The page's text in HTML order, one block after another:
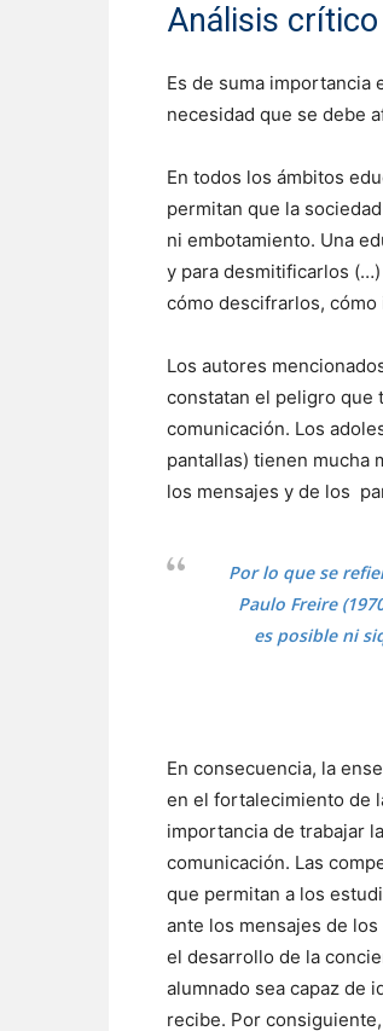
Análisis
Es de suma importancia
necesidad que se debe
En todos los ámbitos
permitan que la
ni embotamiento. Una
y para desmitificarlos
cómo descifrarlos,
Los autores
constatan el peligro que
comunicación. Los
pantallas) tienen mucha
los mensajes y de los
Por lo que se
Paulo Freire
es posible ni
En consecuencia, la
en el fortalecimiento de
importancia de trabajar
comunicación. Las
que permitan a los
ante los mensajes de
el desarrollo de la
alumnado sea capaz de
recibe. Por